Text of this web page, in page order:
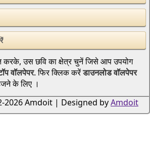
करके, उस छवि का क्षेत्र चुनें जिसे आप उपयोग
वॉलपेपर. फिर क्लिक करेंडाउनलोड वॉलपेपर
के लिए ।
2026 Amdoit | Designed byAmdoit